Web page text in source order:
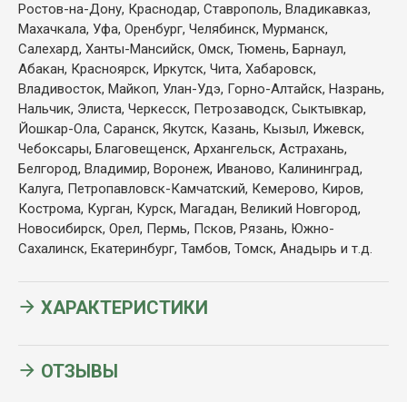
Ростов-на-Дону, Краснодар, Ставрополь, Владикавказ,
Махачкала, Уфа, Оренбург, Челябинск, Мурманск,
Салехард, Ханты-Мансийск, Омск, Тюмень, Барнаул,
Абакан, Красноярск, Иркутск, Чита, Хабаровск,
Владивосток, Майкоп, Улан-Удэ, Горно-Алтайск, Назрань,
Нальчик, Элиста, Черкесск, Петрозаводск, Сыктывкар,
Йошкар-Ола, Саранск, Якутск, Казань, Кызыл, Ижевск,
Чебоксары, Благовещенск, Архангельск, Астрахань,
Белгород, Владимир, Воронеж, Иваново, Калининград,
Калуга, Петропавловск-Камчатский, Кемерово, Киров,
Кострома, Курган, Курск, Магадан, Великий Новгород,
Новосибирск, Орел, Пермь, Псков, Рязань, Южно-
Сахалинск, Екатеринбург, Тамбов, Томск, Анадырь и т.д.
ХАРАКТЕРИСТИКИ
ОТЗЫВЫ